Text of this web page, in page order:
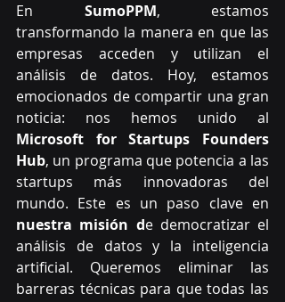
En SumoPPM, estamos
transformando la manera en que las
empresas acceden y utilizan el
análisis de datos. Hoy, estamos
emocionados de compartir una gran
Microsoft for Startups Founders
Hub, un programa que potencia a las
startups más innovadoras del
nuestra misión de democratizar el
análisis de datos y la inteligencia
artificial. Queremos eliminar las
barreras técnicas para que todas las